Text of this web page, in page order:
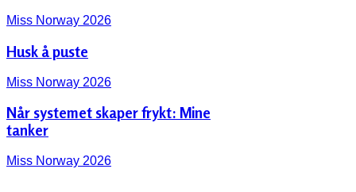
Miss Norway 2026
Husk å puste
Miss Norway 2026
Når systemet skaper frykt: Mine
tanker
Miss Norway 2026